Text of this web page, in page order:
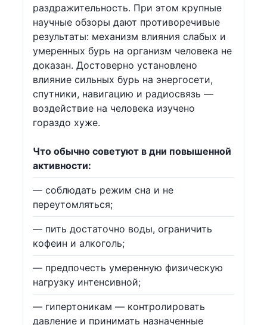
раздражительность. При этом крупные
научные обзоры дают противоречивые
результаты: механизм влияния слабых и
умеренных бурь на организм человека не
доказан. Достоверно установлено
влияние сильных бурь на энергосети,
спутники, навигацию и радиосвязь —
воздействие на человека изучено
гораздо хуже.
Что обычно советуют в дни повышенной
активности:
— соблюдать режим сна и не
переутомляться;
— пить достаточно воды, ограничить
кофеин и алкоголь;
— предпочесть умеренную физическую
нагрузку интенсивной;
— гипертоникам — контролировать
давление и принимать назначенные